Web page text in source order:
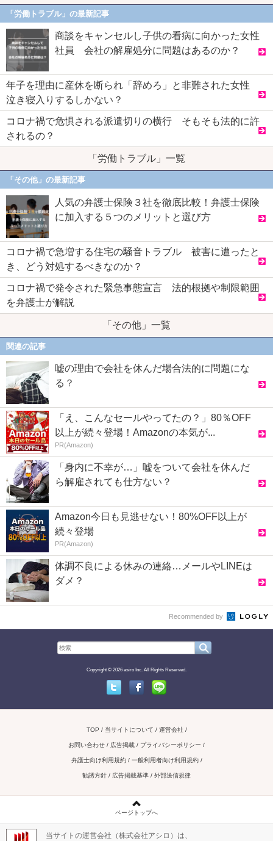
「労働トラブル」の最新記事
商談をキャンセルし子供の看病に向かった女性
社員 会社の解雇処分に問題はあるのか？
年子を理由に産休を断られ「辞めろ」と非難された女性
泣き寝入りするしかない？
コロナ禍で危惧される派遣切りの横行 そもそも法的に許
されるの？
「労働トラブル」一覧
「その他」の最新記事
人気の弁護士保険３社を徹底比較！弁護士保険
に加入する５つのメリットと選び方
コロナ禍で急増する住宅の騒音トラブル 被害に遭ったと
き、どう対処するべきなのか？
コロナ禍で発令された緊急事態宣言 法的根拠や制限範囲
を弁護士が解説
「その他」一覧
関連の記事
嘘の理由で会社を休んだ場合法的に問題にな
る？
「え、こんなセールやってたの？」80％OFF
以上が続々登場！Amazonの本気が...
PR(Amazon)
「身内に不幸が…」嘘をついて会社を休んだ
ら解雇されても仕方ない？
Amazon今日も見逃せない！80%OFF以上が
続々登場
PR(Amazon)
体調不良による休みの連絡…メールやLINEは
ダメ？
Recommended by
Copyright © 2026 asiro Inc. All Rights Reserved.
TOP 当サイトについて 運営会社
お問い合わせ / 広告掲載 プライバシーポリシー
弁護士向け利用規約 一般利用者向け利用規約
勧誘方針 広告掲載基準 外部送信規律
ページトップへ
当サイトの運営会社（株式会社アシロ）は、